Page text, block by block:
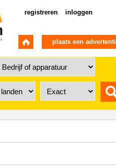
registreren inloggen
plaats een